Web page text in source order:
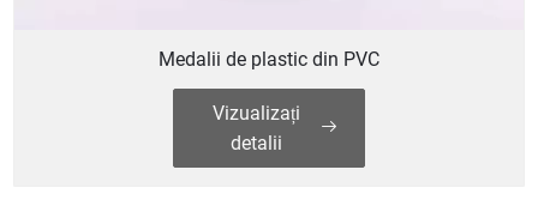
Medalii de plastic din PVC
Vizualizați
detalii